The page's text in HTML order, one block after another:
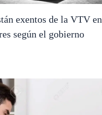
exentos de la VTV en
según el gobierno